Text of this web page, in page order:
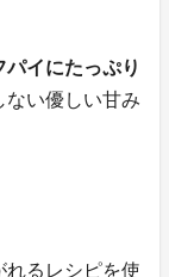
イにたっぷり
ない優しい甘み
れるレシピを使